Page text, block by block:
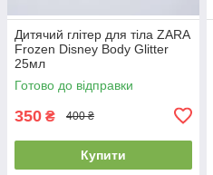
Дитячий глітер для тіла ZARA
Frozen Disney Body Glitter
25мл
Готово до відправки
350 ₴ 400 ₴
Купити